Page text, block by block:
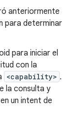
anteriormente
para determinar
para iniciar el
con la
<capability> .
la consulta y
un intent de